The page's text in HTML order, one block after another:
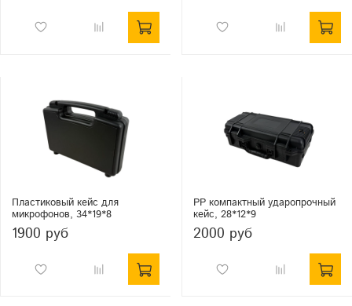
Пластиковый кейс для
микрофонов, 34*19*8
1900 руб
PP компактный ударопрочный
кейс, 28*12*9
2000 руб